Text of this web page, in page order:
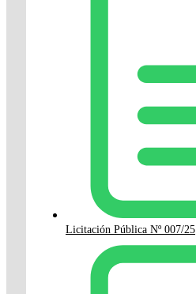
Licitación Pública Nº 007/25